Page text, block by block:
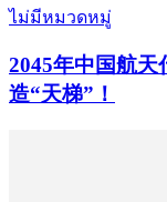
ไม่มีหมวดหมู่
2045年中国航
造“天梯”！